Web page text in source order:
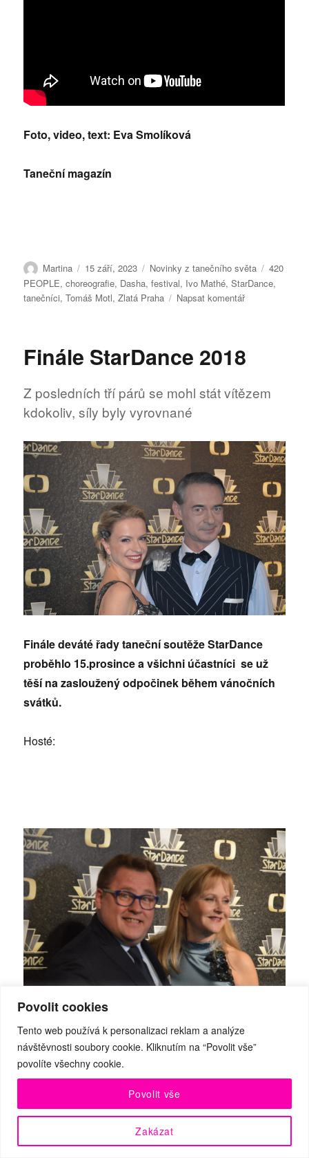
Povolit cookies
Tento web používá k personalizaci reklam a analýze
návštěvnosti soubory cookie. Kliknutím na “Povolit vše”
povolíte všechny cookie.
Zakázat
Povolit vše
Foto, video, text: Eva Smolíková
Taneční magazín
Autor:
Martina Publikováno:
15 září, 2023 Rubriky:
Novinky z tanečního světa Štítky:
420
PEOPLE,choreografie, Dasha,festival, Ivo Mathé,StarDance,
tanečníci,Tomáš Motl,Zlatá Praha Napsat komentářpro
60.ročník
Praha
za
dveřmi
Finále StarDance 2018
Z posledních tří párů se mohl stát vítězem
kdokoliv, síly byly vyrovnané
Finále deváté řady taneční soutěže StarDance
proběhlo 15.prosince a všichni účastníci se už
těší na zasloužený odpočinek během vánočních
svátků.
Hosté:
Václav Kopta